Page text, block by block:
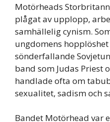
Motörheads
plågat av upplopp,
samhällelig cynism.
ungdomens
sönderfallande
band som Judas Priest
handlade ofta om
sexualitet, sadism och
Bandet Motörhead var